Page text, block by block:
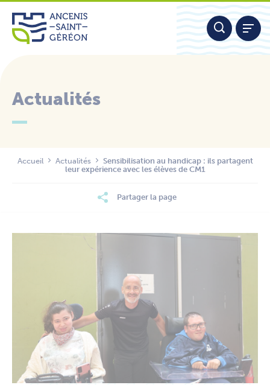
Aller
contenu
Actualités
Accueil Actualités
Sensibilisation au handicap : ils partagent
leur expérience avec les élèves de CM1
Partager la page
Panneau de gestion des cookies